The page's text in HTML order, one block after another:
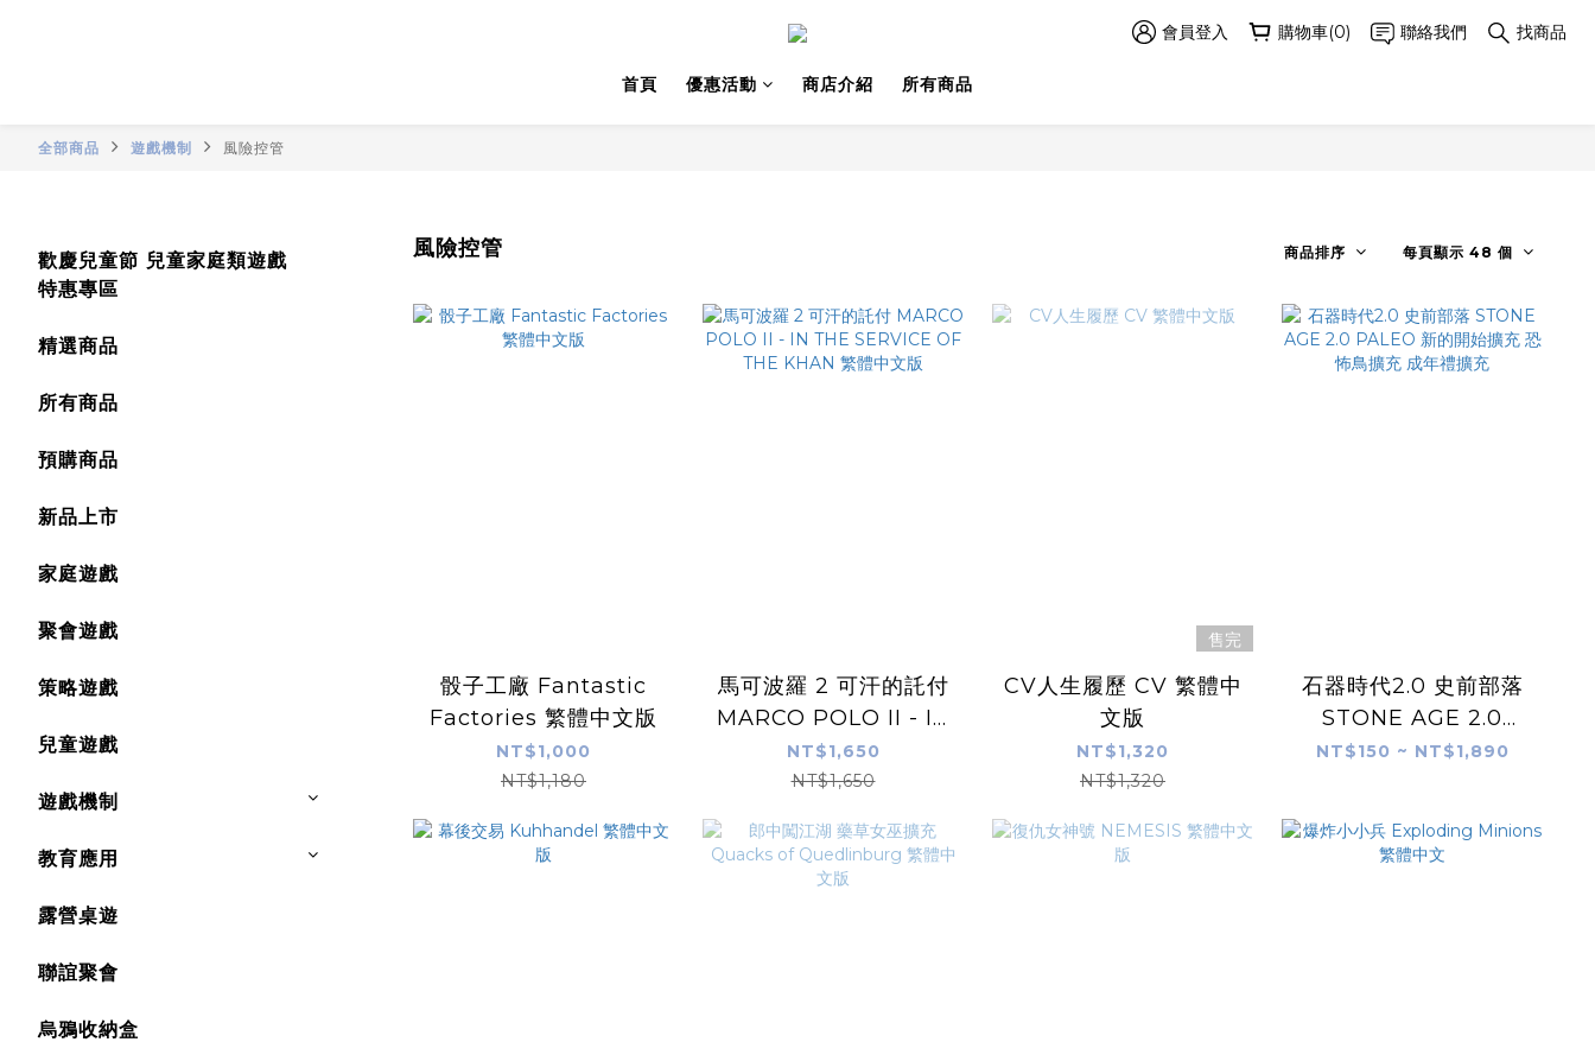
會員登入 購物車(0) 聯絡我們 找商品
首頁 優惠活動 商店介紹 所有商品
全部商品 遊戲機制 風險控管
歡慶兒童節 兒童家庭類遊戲
特惠專區
精選商品
所有商品
預購商品
新品上市
家庭遊戲
聚會遊戲
策略遊戲
兒童遊戲
遊戲機制
教育應用
露營桌遊
聯誼聚會
烏鴉收納盒
風險控管 商品排序 每頁顯示 48 個
骰子工廠 Fantastic
Factories 繁體中文版
NT$1,000
NT$1,180
馬可波羅 2 可汗的託付
MARCO POLO II - IN
THE SERVICE OF
THE KHAN 繁體中文
NT$1,650
NT$1,650
售完
CV人生履歷 CV 繁體中
文版
NT$1,320
NT$1,320
石器時代2.0 史前部落
STONE AGE 2.0
PALEO 新的開始擴充
NT$150 ~ NT$1,890